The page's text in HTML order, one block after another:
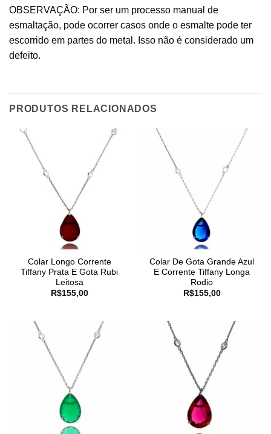
OBSERVAÇÃO: Por ser um processo manual de
esmaltação, pode ocorrer casos onde o esmalte pode ter
escorrido em partes do metal. Isso não é considerado um
defeito.
PRODUTOS RELACIONADOS
Colar Longo Corrente
Tiffany Prata E Gota Rubi
Leitosa
R$155,00
Colar De Gota Grande Azul
E Corrente Tiffany Longa
Rodio
R$155,00